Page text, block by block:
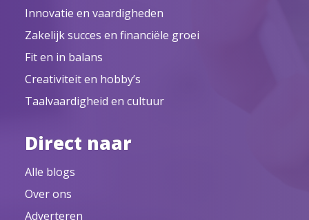
Innovatie en vaardigheden
Zakelijk succes en financiële groei
Fit en in balans
Creativiteit en hobby’s
Taalvaardigheid en cultuur
Direct naar
Alle blogs
Over ons
Adverteren